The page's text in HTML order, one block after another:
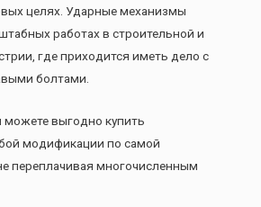
целях. Ударные механизмы
работах в строительной и
где приходится иметь дело с
болтами.
выгодно купить
модификации по самой
переплачивая многочисленным